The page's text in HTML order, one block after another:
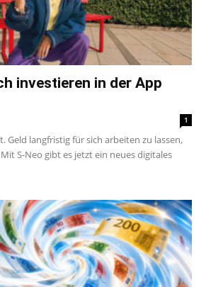
investieren in der App
1
Geld langfristig für sich arbeiten zu lassen,
S-Neo gibt es jetzt ein neues digitales